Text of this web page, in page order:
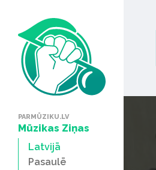
PARMŪZIKU.LV
Mūzikas Ziņas
Latvijā
Pasaulē